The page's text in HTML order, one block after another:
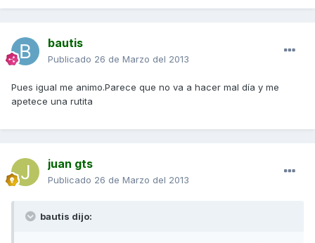
bautis
Publicado 26 de Marzo del 2013
Pues igual me animo.Parece que no va a hacer mal día y me
apetece una rutita
juan gts
Publicado 26 de Marzo del 2013
bautis dijo: